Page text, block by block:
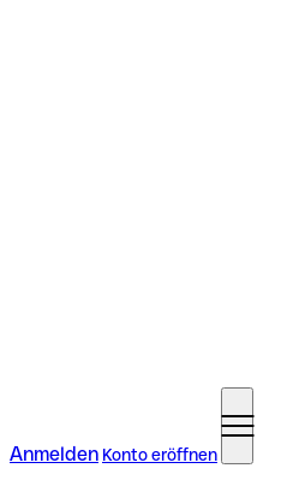
Anmelden Konto eröffnen